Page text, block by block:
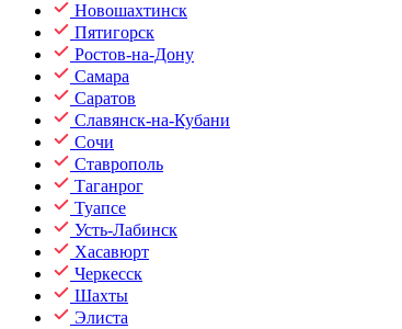
Новошахтинск
Пятигорск
Ростов-на-Дону
Самара
Саратов
Славянск-на-Кубани
Сочи
Ставрополь
Таганрог
Туапсе
Усть-Лабинск
Хасавюрт
Черкесск
Шахты
Элиста